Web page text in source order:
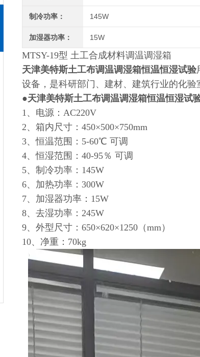
制冷功率： 145W
加湿器功率： 15W
MTSY-19型 土工合成材料调温调湿箱
天津美特斯土工布调温调湿箱恒温恒湿试验
设备，是科研部门、建材、建筑行业的化验
●天津美特斯土工布调温调湿箱恒温恒湿试
1、电源：AC220V
2、箱内尺寸：450×500×750mm
3、恒温范围：5-60℃ 可调
4、恒湿范围： 40-95％ 可调
5、制冷功率：145W
6、加热功率：300W
7、加湿器功率：15W
8、去湿功率：245W
9、外型尺寸：650×620×1250（mm）
10、净重：70kg